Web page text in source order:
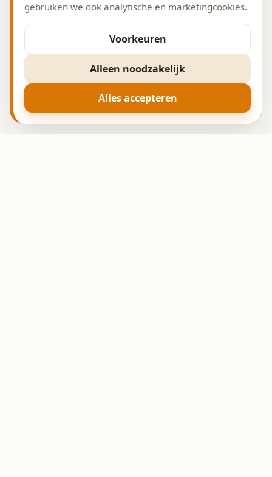
gebruiken we ook analytische en marketingcookies.
Voorkeuren
Alleen noodzakelijk
Alles accepteren